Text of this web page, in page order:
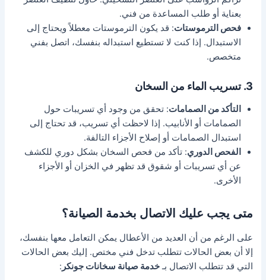
بعناية أو طلب المساعدة من فني.
فحص الترموستات: قد يكون الترموستات معطلاً ويحتاج إلى
الاستبدال. إذا كنت لا تستطيع استبداله بنفسك، اتصل بفني
متخصص.
3. تسريب الماء من السخان
التأكد من الصمامات: تحقق من وجود أي تسريبات حول
الصمامات أو الأنابيب. إذا لاحظت أي تسريب، قد تحتاج إلى
استبدال الصمامات أو إصلاح الأجزاء التالفة.
الفحص الدوري: تأكد من فحص السخان بشكل دوري للكشف
عن أي تسريبات أو شقوق قد تظهر في الخزان أو الأجزاء
الأخرى.
متى يجب عليك الاتصال بخدمة الصيانة؟
على الرغم من أن العديد من الأعطال يمكن التعامل معها بنفسك،
إلا أن بعض الحالات تتطلب تدخل فني مختص. إليك بعض الحالات
التي قد تتطلب الاتصال بـخدمة صيانة سخانات جونكر :